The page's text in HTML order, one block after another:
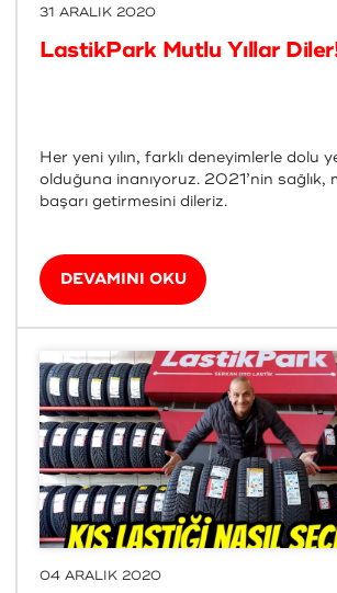
31 ARALIK 2020
LastikPark Mutlu Yıllar
Her yeni yılın, farklı deneyimlerle dolu
olduğuna inanıyoruz. 2021’nin sağlık,
başarı getirmesini dileriz.
DEVAMINI OKU
04 ARALIK 2020